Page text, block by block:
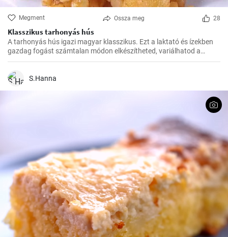
Megment Ossza meg 28
Klasszikus tarhonyás hús
A tarhonyás hús igazi magyar klasszikus. Ezt a laktató és ízekben
gazdag fogást számtalan módon elkészítheted, variálhatod a
húsokat, a zöldségeket ízlés szerint. Jó kísérletezést és jó étvágyat!
S.Hanna